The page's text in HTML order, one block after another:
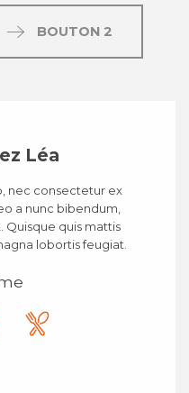
BOUTON 2
Léa
nec consectetur ex
a nunc bibendum,
quis mattis
lobortis feugiat.